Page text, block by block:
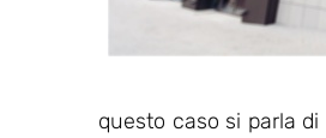
questo caso si parla di